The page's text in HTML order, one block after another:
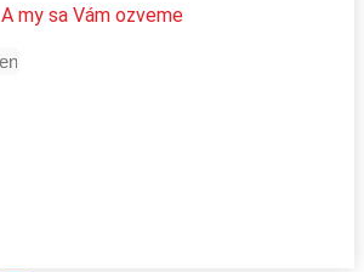
A my sa Vám ozveme